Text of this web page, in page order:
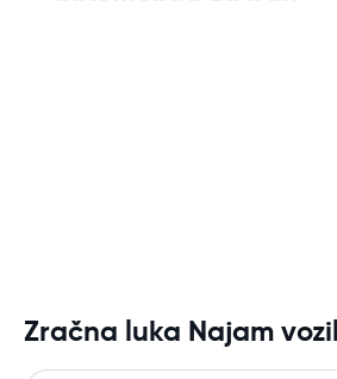
Zračna luka Najam